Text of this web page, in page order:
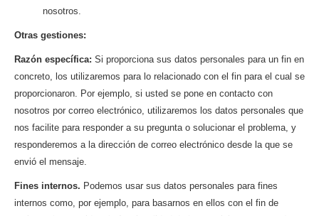
nosotros.
Otras gestiones:
Razón específica: Si proporciona sus datos personales para un fin en
concreto, los utilizaremos para lo relacionado con el fin para el cual se
proporcionaron. Por ejemplo, si usted se pone en contacto con
nosotros por correo electrónico, utilizaremos los datos personales que
nos facilite para responder a su pregunta o solucionar el problema, y
responderemos a la dirección de correo electrónico desde la que se
envió el mensaje.
Fines internos. Podemos usar sus datos personales para fines
internos como, por ejemplo, para basarnos en ellos con el fin de